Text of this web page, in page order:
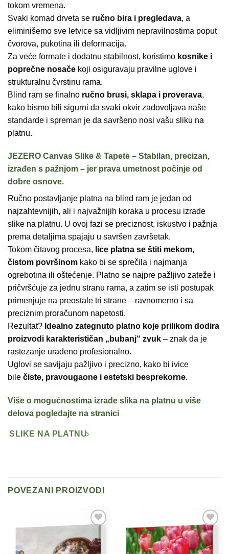
tokom vremena.
Svaki komad drveta se ručno bira i pregledava, a
eliminišemo sve letvice sa vidljivim nepravilnostima poput
čvorova, pukotina ili deformacija.
Za veće formate i dodatnu stabilnost, koristimo kosnike i
poprečne nosače koji osiguravaju pravilne uglove i
strukturalnu čvrstinu rama.
Blind ram se finalno ručno brusi, sklapa i proverava,
kako bismo bili sigurni da svaki okvir zadovoljava naše
standarde i spreman je da savršeno nosi vašu sliku na
platnu.
JEZERO Canvas Slike & Tapete – Stabilan, precizan,
izrađen s pažnjom – jer prava umetnost počinje od
dobre osnove.
Ručno postavljanje platna na blind ram je jedan od
najzahtevnijih, ali i najvažnijih koraka u procesu izrade
slike na platnu. U ovoj fazi se preciznost, iskustvo i pažnja
prema detaljima spajaju u savršen završetak.
Tokom čitavog procesa, lice platna se štiti mekom,
čistom površinom kako bi se sprečila i najmanja
ogrebotina ili oštećenje. Platno se najpre pažljivo zateže i
pričvršćuje za jednu stranu rama, a zatim se isti postupak
primenjuje na preostale tri strane – ravnomerno i sa
preciznim proračunom napetosti.
Rezultat? Idealno zategnuto platno koje prilikom dodira
proizvodi karakterističan „bubanj“ zvuk – znak da je
rastezanje urađeno profesionalno.
Uglovi se savijaju pažljivo i precizno, kako bi ivice
bile čiste, pravougaone i estetski besprekorne.
Više o mogućnostima izrade slika na platnu u više
delova pogledajte na stranici
SLIKE NA PLATNU
POVEZANI PROIZVODI
wishlist
Add to
wishlist